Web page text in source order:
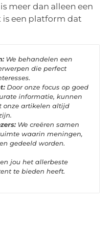
meer dan alleen een
is een platform dat
We behandelen een
die perfect
Door onze focus op goed
informatie, kunnen
onze artikelen altijd
We creëren samen
waarin meningen,
gedeeld worden.
jou het allerbeste
te bieden heeft.